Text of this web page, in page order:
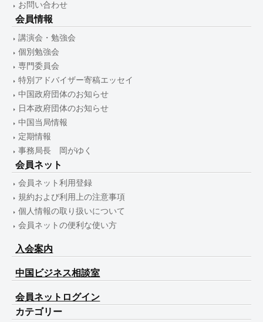
お問い合わせ
会員情報
講演会・勉強会
個別勉強会
専門委員会
特別アドバイザー寄稿エッセイ
中国政府団体のお知らせ
日本政府団体のお知らせ
中国当局情報
定期情報
事務局長 岡がゆく
会員ネット
会員ネット利用登録
規約および利用上の注意事項
個人情報の取り扱いについて
会員ネットの便利な使い方
入会案内
中国ビジネス相談室
会員ネットログイン
カテゴリー